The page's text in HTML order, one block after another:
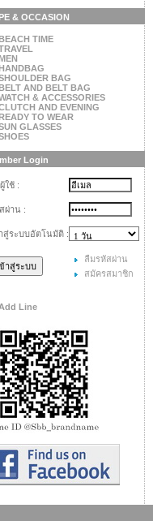
& OCCASION
TIME
BAG
AND BELT BAG
& ACCESSORIES
AND EVENING
TO WEAR
GLASSES
Login
ใช้ :
ผ่าน :
สู่ระบบอัตโนมัติ :
ลืมรหัสผ่าน
สมัครสมาชิก
Add Line